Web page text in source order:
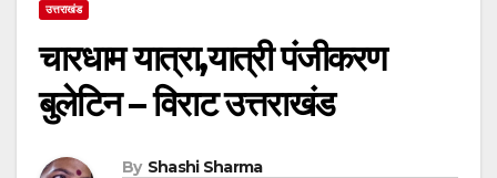
उत्तराखंड
चारधाम यात्रा,यात्री पंजीकरण
बुलेटिन – विराट उत्तराखंड
By Shashi Sharma